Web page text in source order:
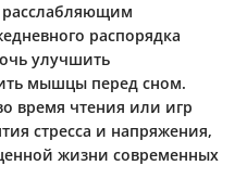
расслабляющим
распорядка
улучшить
мышцы перед сном.
время чтения или игр
стресса и напряжения,
жизни современных